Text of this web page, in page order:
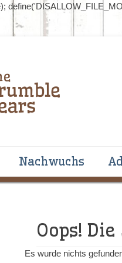
Nachwuchs
Oops!
Es wurde nichts